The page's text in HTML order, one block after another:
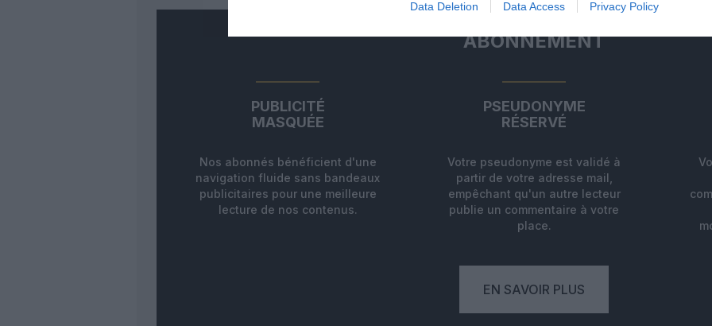
Data Deletion Data Access Privacy Policy
ABONNEMENT
PUBLICITÉ
MASQUÉE
Nos abonnés bénéficient d'une
navigation fluide sans bandeaux
publicitaires pour une meilleure
lecture de nos contenus.
PSEUDONYME
RÉSERVÉ
Votre pseudonyme est validé à
partir de votre adresse mail,
empêchant qu'un autre lecteur
publie un commentaire à votre
place.
EN SAVOIR PLUS